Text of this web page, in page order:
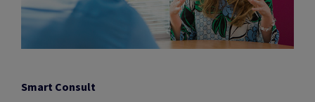
Smart Consult